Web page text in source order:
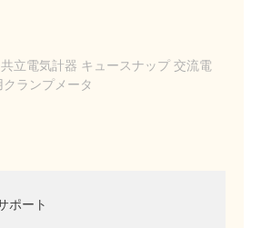
立電気計器 キュースナップ 交流電
ランプメータ
ポート